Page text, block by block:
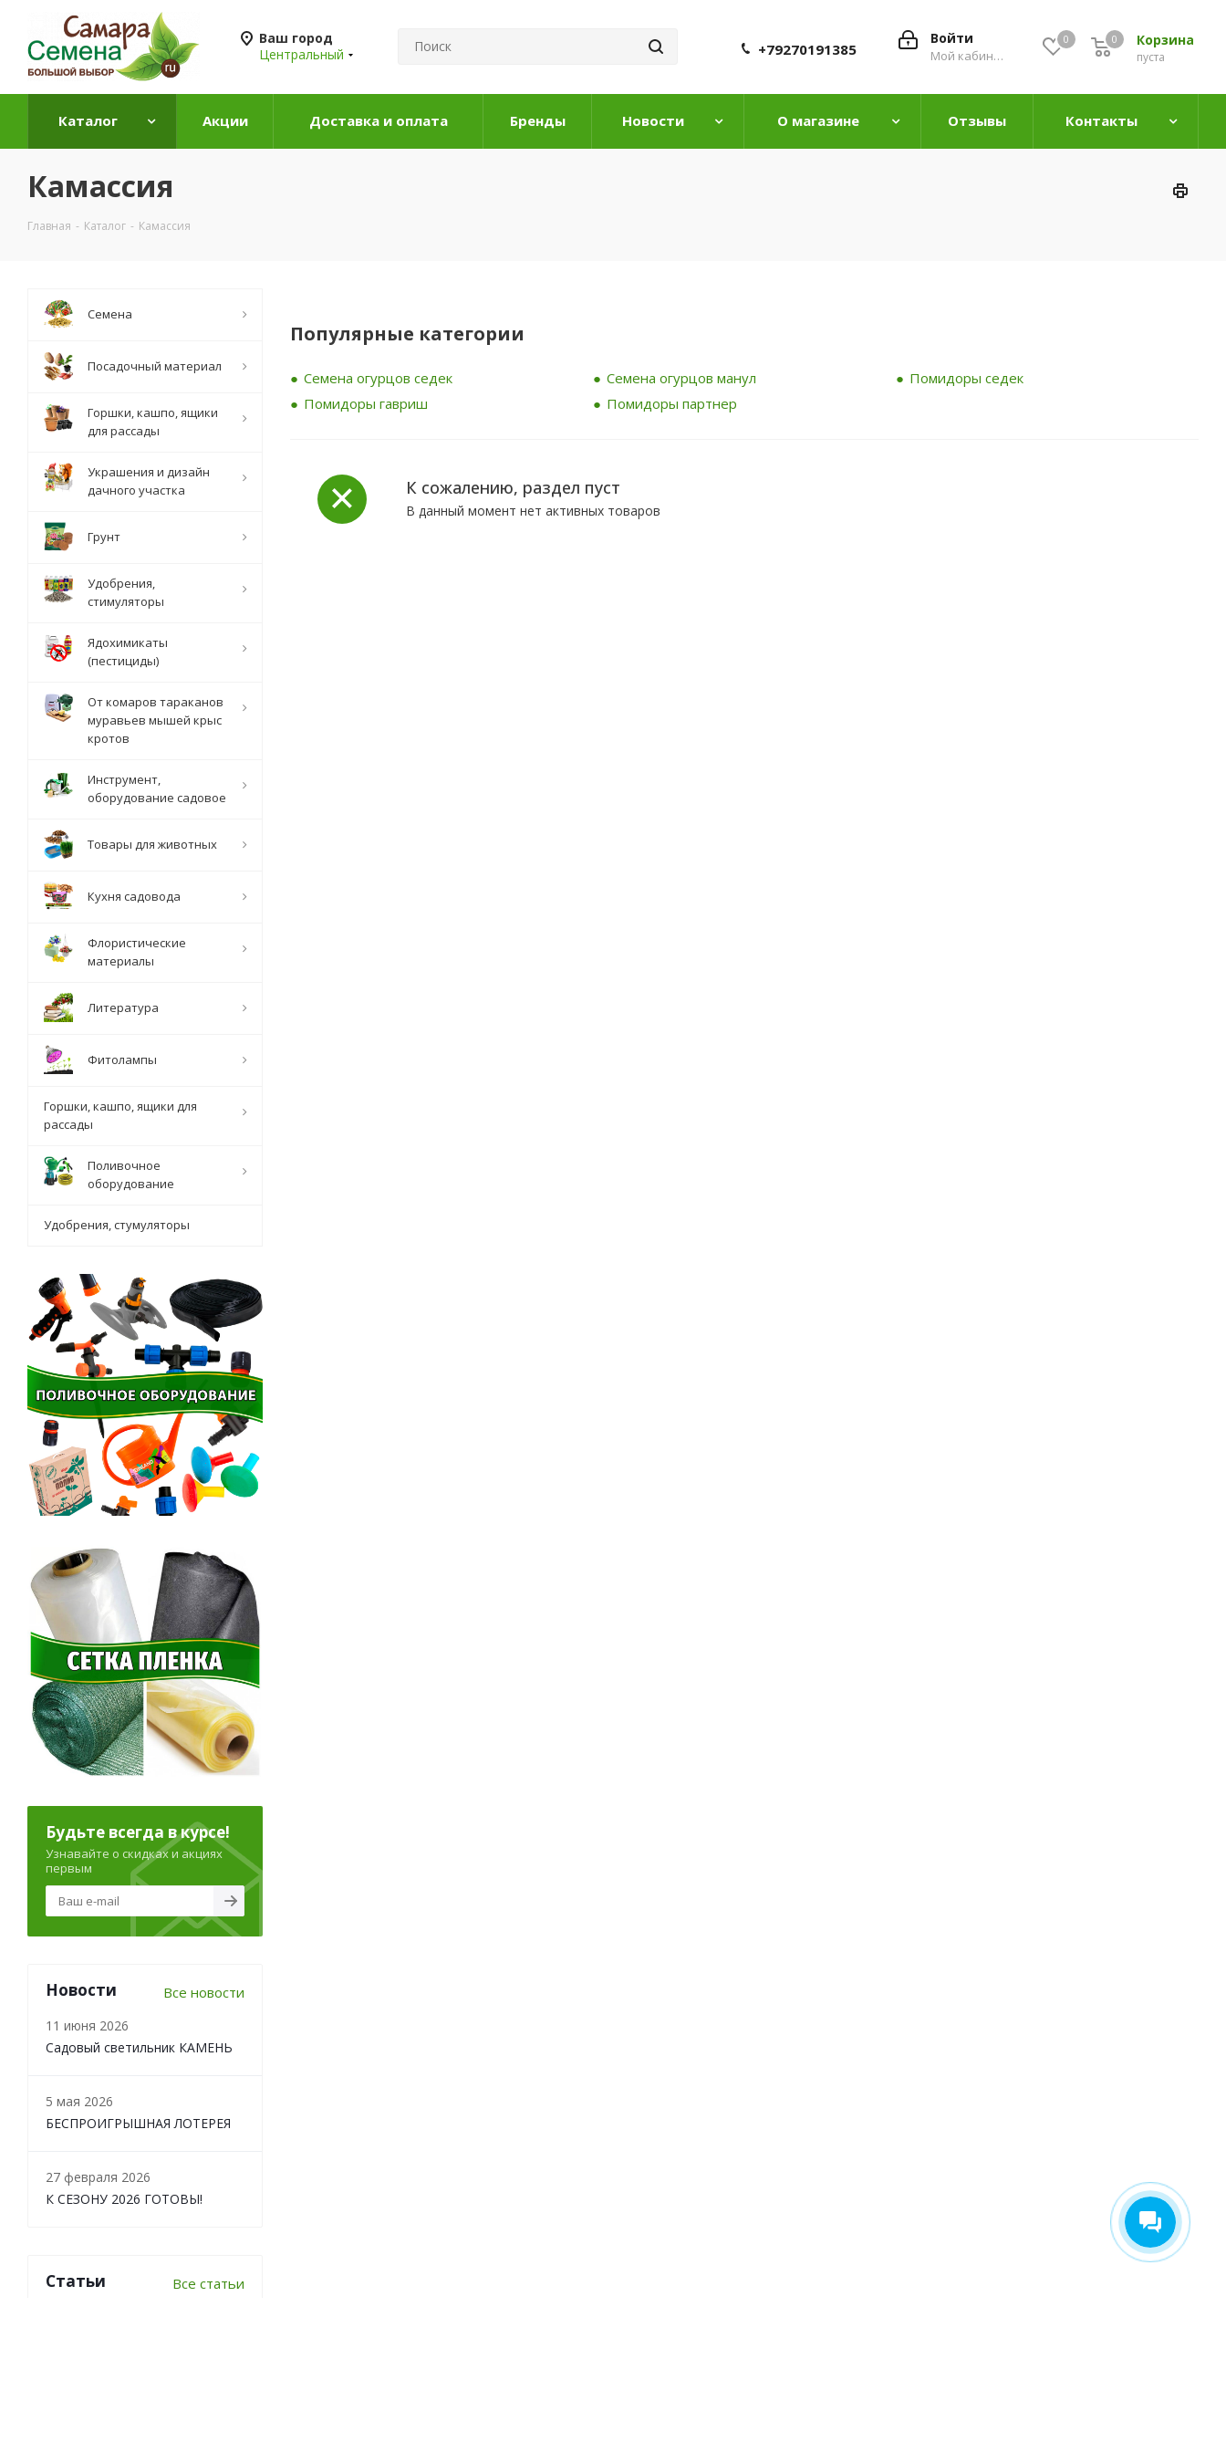
Ваш город
Центральный
0 Корзина
0
пуста
0
Войти
Мой кабинет
+79270191385
Каталог Акции Доставка и оплата Бренды Новости О магазине Отзывы Контакты
Камассия
Главная - Каталог - Камассия
Популярные категории
Семена огурцов седек Семена огурцов манул
Помидоры седек
Помидоры гавриш
Помидоры партнер
К сожалению, раздел пуст
В данный момент нет активных товаров
Семена
Посадочный материал
Горшки, кашпо, ящики
для рассады
Украшения и дизайн
дачного участка
Грунт
Удобрения,
стимуляторы
Ядохимикаты
(пестициды)
От комаров тараканов
муравьев мышей крыс
кротов
Инструмент,
оборудование садовое
Товары для животных
Кухня садовода
Флористические
материалы
Литература
Фитолампы
Горшки, кашпо, ящики для
рассады
Поливочное
оборудование
Удобрения, стумуляторы
Будьте всегда в курсе!
Узнавайте о скидках и акциях
первым
Новости Все новости
11 июня 2026
Садовый светильник КАМЕНЬ
5 мая 2026
БЕСПРОИГРЫШНАЯ ЛОТЕРЕЯ
27 февраля 2026
К СЕЗОНУ 2026 ГОТОВЫ!
Статьи Все статьи